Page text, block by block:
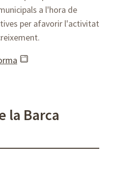
a l'hora de
per afavorir l'activitat
la Barca